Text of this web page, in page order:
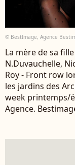
© BestImage, Agence
La mère de sa
N.Duvauchelle,
Roy - Front row
les jardins des
week printemps/
Agence.